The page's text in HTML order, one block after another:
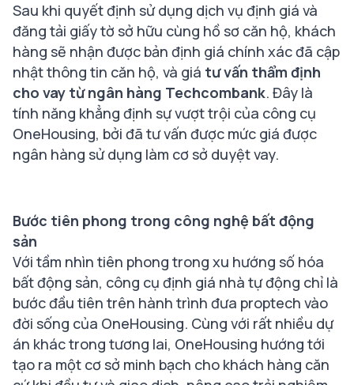
Sau khi quyết định sử dụng dịch vụ định giá và
đăng tải giấy tờ sở hữu cùng hồ sơ căn hộ, khách
hàng sẽ nhận được bản định giá chính xác đã cập
nhật thông tin căn hộ, và giá tư vấn thẩm định
cho vay từ ngân hàng Techcombank. Đây là
tính năng khẳng định sự vượt trội của công cụ
OneHousing, bởi đã tư vấn được mức giá được
ngân hàng sử dụng làm cơ sở duyệt vay.
Bước tiên phong trong công nghệ bất động
sản
Với tầm nhìn tiên phong trong xu hướng số hóa
bất động sản, công cụ định giá nhà tự động chỉ là
bước đầu tiên trên hành trình đưa proptech vào
đời sống của OneHousing. Cùng với rất nhiều dự
án khác trong tương lai, OneHousing hướng tới
tạo ra một cơ sở minh bạch cho khách hàng căn